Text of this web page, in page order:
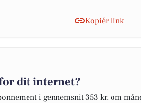
Kopiér link
dit internet?
i gennemsnit 353 kr. om